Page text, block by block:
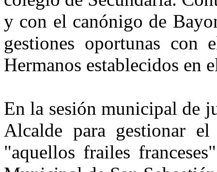
y con el canónigo de
gestiones oportunas con
Hermanos establecidos en
En la sesión municipal de
Alcalde para gestionar
"aquellos frailes